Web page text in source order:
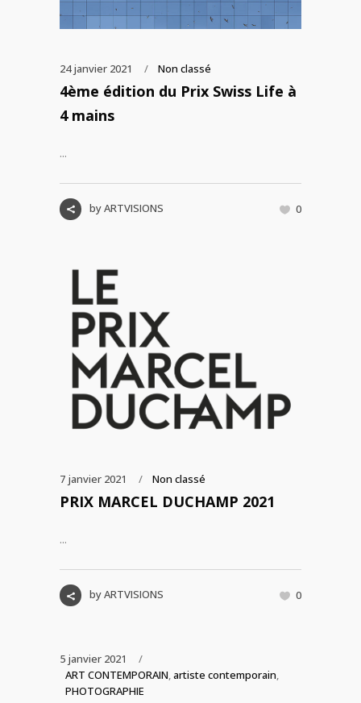
24 janvier 2021 Non classé
4ème édition du Prix Swiss Life à
4 mains
...
byARTVISIONS 0
7 janvier 2021 Non classé
PRIX MARCEL DUCHAMP 2021
...
byARTVISIONS 0
5 janvier 2021
ART CONTEMPORAIN,artiste contemporain,
PHOTOGRAPHIE